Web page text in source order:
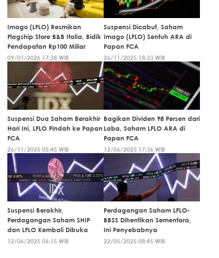
Imago (LFLO) Resmikan
Flagship Store B&B Italia, Bidik
Pendapatan Rp100 Miliar
09/01/2026 17:38 WIB
Suspensi Dicabut, Saham
Imago (LFLO) Sentuh ARA di
Papan FCA
26/11/2025 18:33 WIB
Suspensi Dua Saham Berakhir
Hari Ini, LFLO Pindah ke Papan
FCA
26/11/2025 05:45 WIB
Bagikan Dividen 98 Persen dari
Laba, Saham LFLO ARA di
Papan FCA
12/06/2025 17:36 WIB
Suspensi Berakhir,
Perdagangan Saham SHIP
dan LFLO Kembali Dibuka
12/06/2025 06:15 WIB
Perdagangan Saham LFLO-
BBSS Dihentikan Sementara,
Ini Penyebabnya
22/05/2025 08:45 WIB